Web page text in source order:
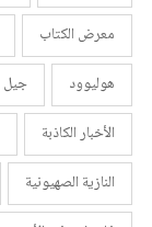
معرض الكتاب
هوليوود
جيل z
الأخبار الكاذبة
النازية الصهيونية